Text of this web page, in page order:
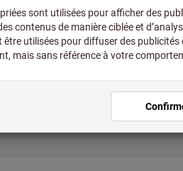
De la série